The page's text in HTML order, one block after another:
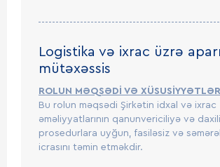
Logistika və ixrac üzrə
mütəxəssis
ROLUN MƏQSƏDİ VƏ
Bu rolun məqsədi Şirkətin idxal və ixrac
əməliyyatlarının qanunvericiliyə və daxili
prosedurlara uyğun, fasiləsiz və
icrasını təmin etməkdir.